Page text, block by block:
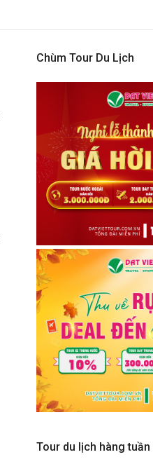
Chùm Tour Du Lịch
Tour du lịch hàng tuần